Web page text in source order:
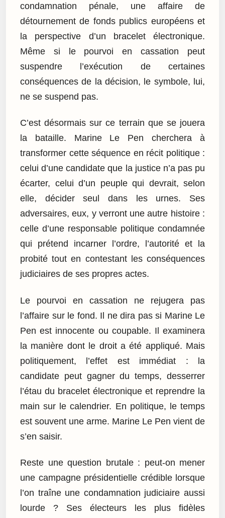
condamnation pénale, une affaire de
détournement de fonds publics européens et
la perspective d’un bracelet électronique.
Même si le pourvoi en cassation peut
suspendre l’exécution de certaines
conséquences de la décision, le symbole, lui,
ne se suspend pas.
C’est désormais sur ce terrain que se jouera
la bataille. Marine Le Pen cherchera à
transformer cette séquence en récit politique :
celui d’une candidate que la justice n’a pas pu
écarter, celui d’un peuple qui devrait, selon
elle, décider seul dans les urnes. Ses
adversaires, eux, y verront une autre histoire :
celle d’une responsable politique condamnée
qui prétend incarner l’ordre, l’autorité et la
probité tout en contestant les conséquences
judiciaires de ses propres actes.
Le pourvoi en cassation ne rejugera pas
l’affaire sur le fond. Il ne dira pas si Marine Le
Pen est innocente ou coupable. Il examinera
la manière dont le droit a été appliqué. Mais
politiquement, l’effet est immédiat : la
candidate peut gagner du temps, desserrer
l’étau du bracelet électronique et reprendre la
main sur le calendrier. En politique, le temps
est souvent une arme. Marine Le Pen vient de
s’en saisir.
Reste une question brutale : peut-on mener
une campagne présidentielle crédible lorsque
l’on traîne une condamnation judiciaire aussi
lourde ? Ses électeurs les plus fidèles